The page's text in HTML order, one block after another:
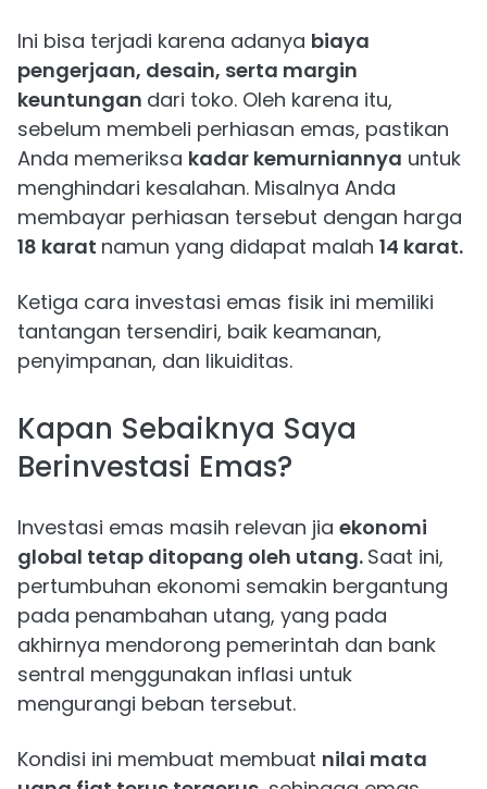
Ini bisa terjadi karena adanya biaya
pengerjaan, desain, serta margin
keuntungan dari toko. Oleh karena itu,
sebelum membeli perhiasan emas, pastikan
Anda memeriksa kadar kemurniannya untuk
menghindari kesalahan. Misalnya Anda
membayar perhiasan tersebut dengan harga
18 karat namun yang didapat malah 14 karat.
Ketiga cara investasi emas fisik ini memiliki
tantangan tersendiri, baik keamanan,
penyimpanan, dan likuiditas.
Kapan Sebaiknya Saya
Berinvestasi Emas?
Investasi emas masih relevan jia ekonomi
global tetap ditopang oleh utang. Saat ini,
pertumbuhan ekonomi semakin bergantung
pada penambahan utang, yang pada
akhirnya mendorong pemerintah dan bank
sentral menggunakan inflasi untuk
mengurangi beban tersebut.
Kondisi ini membuat membuat nilai mata